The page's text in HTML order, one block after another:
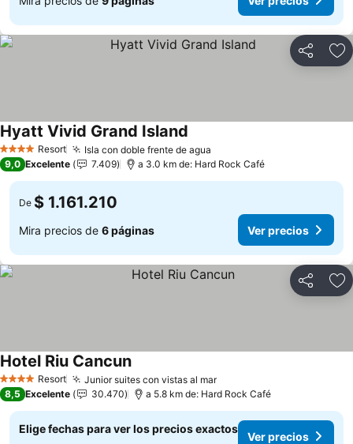
Compartir
4 EstrellasResort Isla con doble frente de agua
Hyatt Vivid Grand Island
9,0 Excelente 7.409 a 3.0 km de: Hard Rock Café
De $ 1.161.210
Mira precios de 6 páginas Ver precios
Compartir
4 EstrellasResort Junior suites con vistas al marVer precios
Hotel Riu CancunVer precios
8,5 Excelente 30.470 a 5.8 km de: Hard Rock Café
Elige fechas para ver los precios exactos
Ver precios